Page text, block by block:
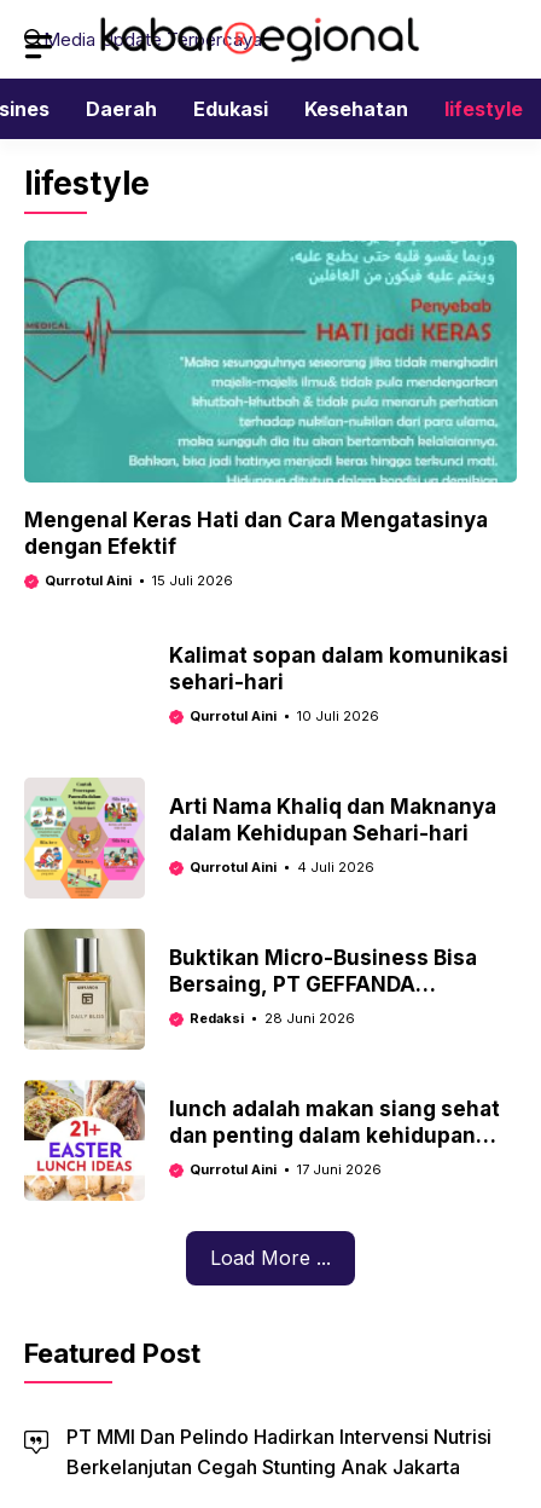
isi
Media Update Terpercaya
Daerah Edukasi Kesehatan lifestyle
lifestyle
Mengenal Keras Hati dan Cara Mengatasinya
dengan Efektif
Qurrotul Aini 15 Juli 2026
Kalimat sopan dalam komunikasi
sehari-hari
Qurrotul Aini 10 Juli 2026
Arti Nama Khaliq dan Maknanya
dalam Kehidupan Sehari-hari
Qurrotul Aini 4 Juli 2026
Buktikan Micro-Business Bisa
Bersaing, PT GEFFANDA
ANINDITA KARYA Siap Saingi
Redaksi 28 Juni 2026
lunch adalah makan siang sehat
dan penting dalam kehidupan
sehari-hari
Qurrotul Aini 17 Juni 2026
Load More ...
Featured Post
PT MMI Dan Pelindo Hadirkan Intervensi Nutrisi
Berkelanjutan Cegah Stunting Anak Jakarta